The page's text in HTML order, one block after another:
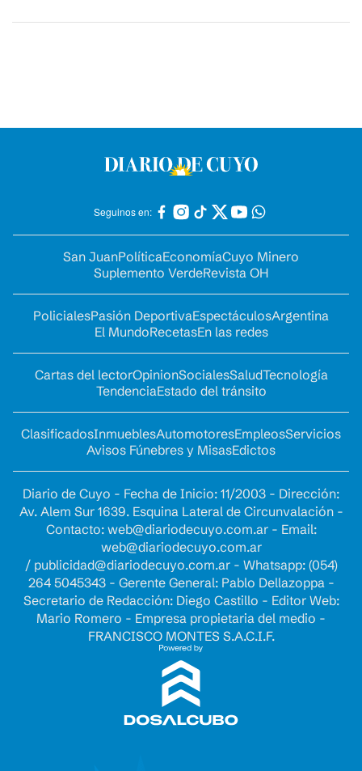
Seguinos en:
San JuanPolíticaEconomíaCuyo Minero
Suplemento VerdeRevista OH
PolicialesPasión DeportivaEspectáculosArgentina
El MundoRecetasEn las redes
Cartas del lectorOpinionSocialesSaludTecnología
TendenciaEstado del tránsito
ClasificadosInmueblesAutomotoresEmpleosServicios
Avisos Fúnebres y MisasEdictos
Diario de Cuyo - Fecha de Inicio: 11/2003 - Dirección:
Av. Alem Sur 1639. Esquina Lateral de Circunvalación -
Contacto: web@diariodecuyo.com.ar- Email:
web@diariodecuyo.com.ar
/ publicidad@diariodecuyo.com.ar- Whatsapp: (054)
264 5045343 - Gerente General: Pablo Dellazoppa -
Secretario de Redacción: Diego Castillo - Editor Web:
Mario Romero - Empresa propietaria del medio -
FRANCISCO MONTES S.A.C.I.F.